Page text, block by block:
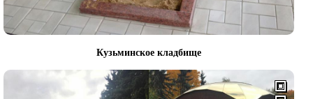
Кузьминское кладбище